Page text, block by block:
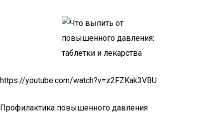
https://youtube.com/watch?v=z2FZKak3VBU
Профилактика повышенного давления